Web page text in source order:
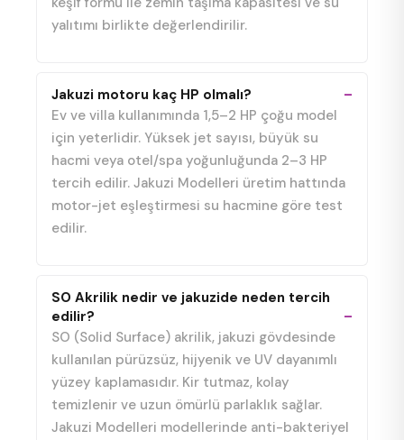
yalıtımı birlikte değerlendirilir.
Jakuzi motoru kaç HP olmalı?
Ev ve villa kullanımında 1,5–2 HP çoğu model
için yeterlidir. Yüksek jet sayısı, büyük su
hacmi veya otel/spa yoğunluğunda 2–3 HP
tercih edilir. Jakuzi Modelleri üretim hattında
motor-jet eşleştirmesi su hacmine göre test
edilir.
SO Akrilik nedir ve jakuzide neden tercih
edilir?
SO (Solid Surface) akrilik, jakuzi gövdesinde
kullanılan pürüzsüz, hijyenik ve UV dayanımlı
yüzey kaplamasıdır. Kir tutmaz, kolay
temizlenir ve uzun ömürlü parlaklık sağlar.
Jakuzi Modelleri modellerinde anti-bakteriyel